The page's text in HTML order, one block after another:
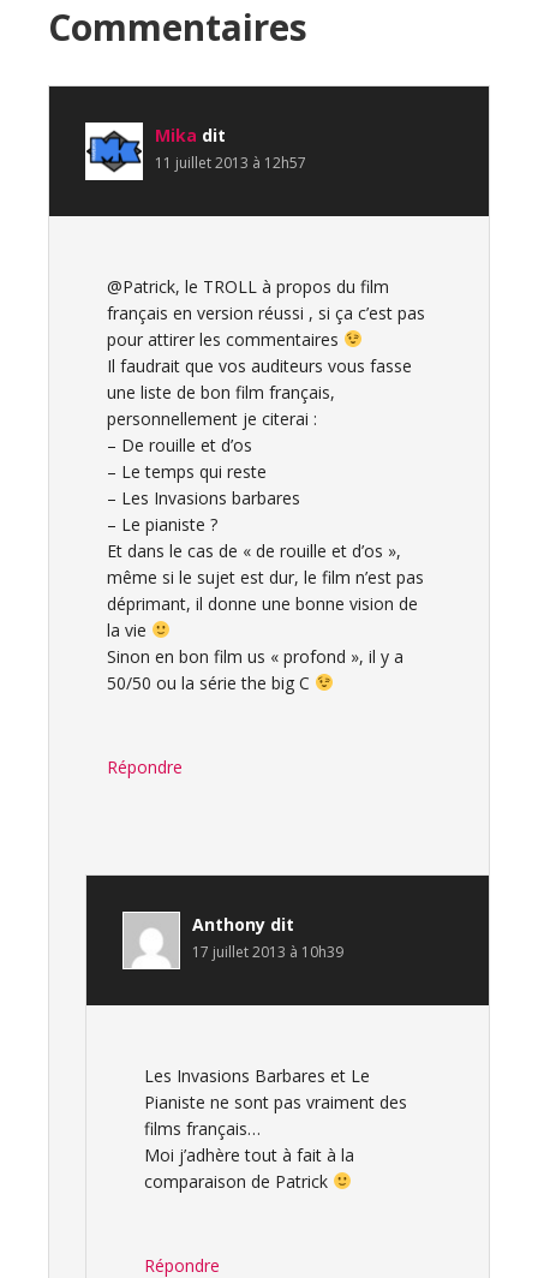
Interactions
du
lecteur
Commentaires
Mika dit
11 juillet 2013 à 12h57
@Patrick, le TROLL à propos du film
français en version réussi , si ça c’est pas
pour attirer les commentaires
Il faudrait que vos auditeurs vous fasse
une liste de bon film français,
personnellement je citerai :
– De rouille et d’os
– Le temps qui reste
– Les Invasions barbares
– Le pianiste ?
Et dans le cas de « de rouille et d’os »,
même si le sujet est dur, le film n’est pas
déprimant, il donne une bonne vision de
la vie
Sinon en bon film us « profond », il y a
50/50 ou la série the big C
Répondre
Anthony dit
17 juillet 2013 à 10h39
Les Invasions Barbares et Le
Pianiste ne sont pas vraiment des
films français…
Moi j’adhère tout à fait à la
comparaison de Patrick
Répondre